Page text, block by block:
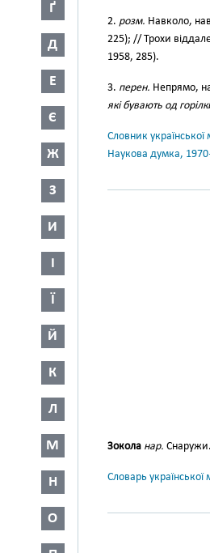
Ґ
Д
Е
Є
Ж
З
И
І
Ї
Й
К
Л
М
Н
О
2. розм. Навколо,
225); // Трохи
1958, 285).
3. перен. Непрямо,
які бувають од
Словник
Наукова думка,
Зокола нар.
Словарь